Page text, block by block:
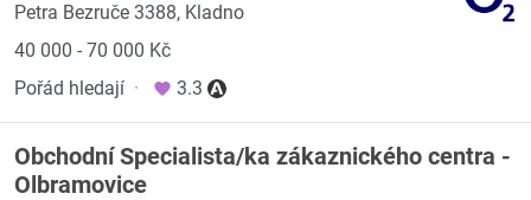
Petra Bezruče 3388, Kladno
40 000 - 70 000 Kč
Pořád hledají · 3.3
Obchodní Specialista/ka zákaznického centra -
Olbramovice